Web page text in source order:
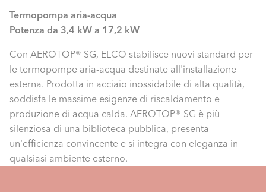
Termopompa aria-acqua
Potenza da 3,4 kW a 17,2 kW
Con AEROTOP® SG, ELCO stabilisce nuovi standard per
le termopompe aria-acqua destinate all'installazione
esterna. Prodotta in acciaio inossidabile di alta qualità,
soddisfa le massime esigenze di riscaldamento e
produzione di acqua calda. AEROTOP® SG è più
silenziosa di una biblioteca pubblica, presenta
un'efficienza convincente e si integra con eleganza in
qualsiasi ambiente esterno.